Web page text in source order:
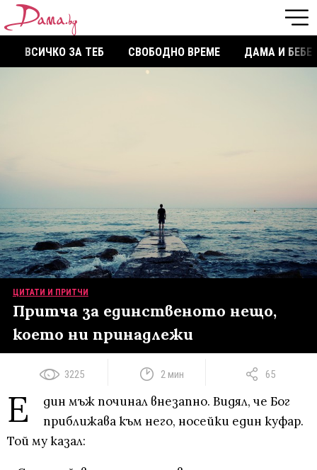
ВСИЧКО ЗА ТЕБ СВОБОДНО ВРЕМЕ ДАМА И БЕБЕ
ЦИТАТИ И ПРИТЧИ
Притча за единственото нещо,
което ни принадлежи
3225 2 мин 65
Е
дин мъж починал внезапно. Видял, че Бог
приближава към него, носейки един куфар.
Той му казал: